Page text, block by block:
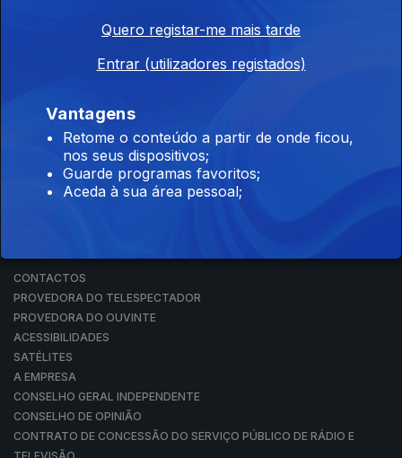
RTP PLAY
EM DIRETO
REVER PROGRAMAS
CONCURSOS
CONTACTOS
PROVEDORA DO TELESPECTADOR
PROVEDORA DO OUVINTE
ACESSIBILIDADES
SATÉLITES
A EMPRESA
CONSELHO GERAL INDEPENDENTE
CONSELHO DE OPINIÃO
CONTRATO DE CONCESSÃO DO SERVIÇO PÚBLICO DE RÁDIO E
Quero registar-me mais tarde
Entrar (utilizadores registados)
Vantagens
Retome o conteúdo a partir de onde ficou,
nos seus dispositivos;
Guarde programas favoritos;
Aceda à sua área pessoal;